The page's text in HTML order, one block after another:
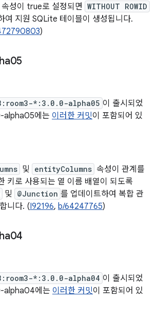
성이 true로 설정되면 WITHOUT ROWID
여 지원 SQLite 테이블이 생성됩니다.
)
*:3.0.0-alpha05 이 출시되었
alpha05에는 이러한 커밋이 포함되어 있
및 entityColumns 속성이 관계를
키로 사용되는 열 이름 배열이 되도록
및 @Junction 를 업데이트하여 복합 관
니다. (I92196, b/64247765)
*:3.0.0-alpha04 이 출시되었
alpha04에는 이러한 커밋이 포함되어 있